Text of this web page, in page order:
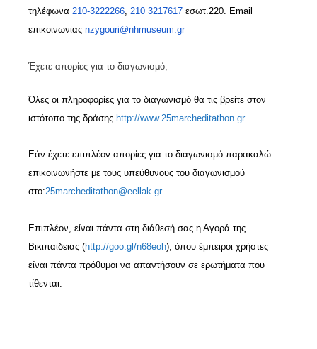
τηλέφωνα 210-3222266, 210 3217617 εσωτ.220. Email
επικοινωνίας nzygouri@nhmuseum.gr
Έχετε απορίες για το διαγωνισμό;
Όλες οι πληροφορίες για το διαγωνισμό θα τις βρείτε στον
ιστότοπο της δράσης http://www.25marcheditathon gr.
Εάν έχετε επιπλέον απορίες για το διαγωνισμό παρακαλώ
επικοινωνήστε με τους υπεύθυνους του διαγωνισμού
στο:25marcheditathon@eellak.gr
Επιπλέον, είναι πάντα στη διάθεσή σας η Αγορά της
Βικιπαίδειας (http://goo gl/n68eoh), όπου έμπειροι χρήστες
είναι πάντα πρόθυμοι να απαντήσουν σε ερωτήματα που
τίθενται.